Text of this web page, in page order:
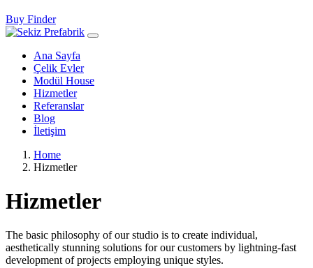
Buy Finder
Ana Sayfa
Çelik Evler
Modül House
Hizmetler
Referanslar
Blog
İletişim
Home
Hizmetler
Hizmetler
The basic philosophy of our studio is to create individual,
aesthetically stunning solutions for our customers by lightning-fast
development of projects employing unique styles.